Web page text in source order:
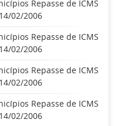
Repasse de ICMS
02/2006
Repasse de ICMS
02/2006
Repasse de ICMS
02/2006
Repasse de ICMS
02/2006